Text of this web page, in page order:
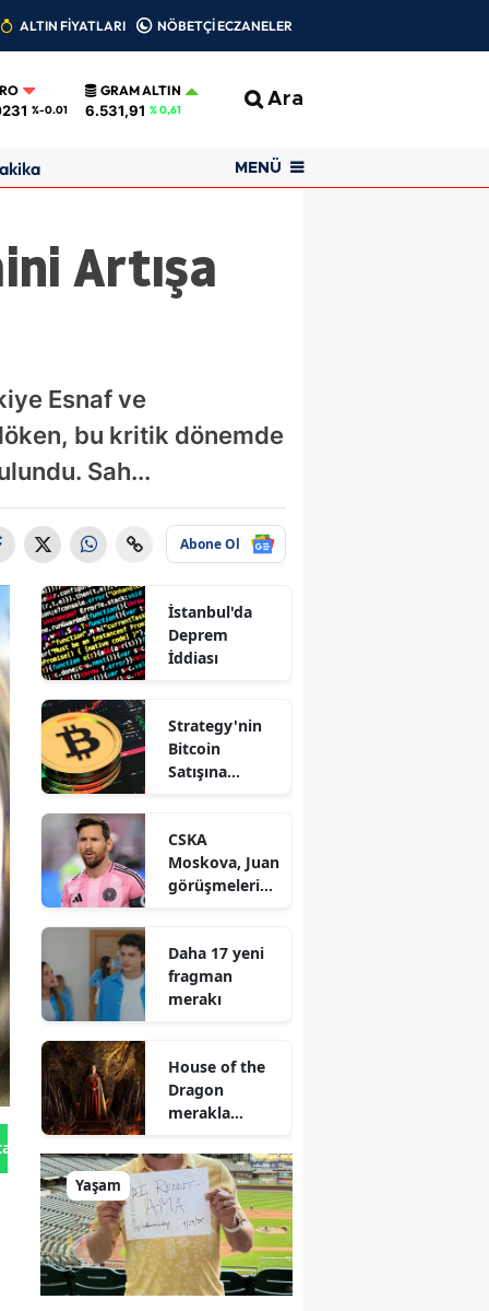
ALTIN FİYATLARI NÖBETÇİ ECZANELER
%-0.01
GRAM ALTIN
6.531,91 % 0,61 Ara
MENÜ
Artışa
Esnaf ve
bu kritik dönemde
Sah...
Abone Ol
Gönder
İstanbul'da
Deprem
İddiası
Strategy'nin
Bitcoin
Satışına
CSKA
Moskova, Juan
görüşmelerind
Daha 17 yeni
fragman
merakı
House of the
Dragon
merakla
Yaşam